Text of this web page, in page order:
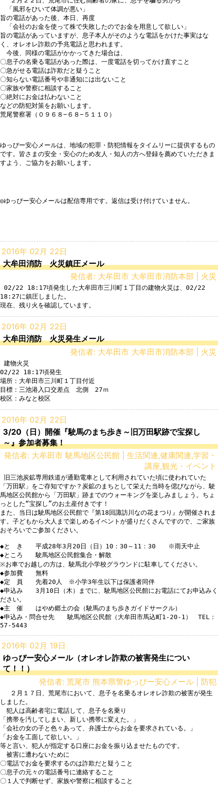
「風邪をひいて体調が悪い」
旨の電話があった後、本日、再度
「会社のお金を使って株で失敗したのでお金を用意して欲しい」
旨の電話があっていますが、息子本人がそのような電話をかけた事実はな
く、オレオレ詐欺の予兆電話と思われます。
今後、同様の電話がかかってきた場合は、
〇息子の名乗る電話があった際は、一度電話を切ってかけ直すこと
〇急がせる電話は詐欺だと疑うこと
〇知らない電話番号や非通知には出ないこと
〇家族や警察に相談すること
〇絶対にお金は払わないこと
などの防犯対策をお願いします。
荒尾警察署（０９６８−６８−５１１０）
ゆっぴー安心メールは、地域の犯罪・防犯情報をタイムリーに提供するもの
です。皆さまの安全・安心のため友人・知人の方へ登録を薦めていただきま
すよう、ご協力をお願いします。
◎ゆっぴー安心メールは配信専用です。返信は受け付けていません。
2016年 02月 22日
大牟田消防 火災鎮圧メール
発信者: 大牟田市 大牟田市消防本部 | 火災
18:27に鎮圧しました。
2016年 02月 22日
大牟田消防 火災発生メール
発信者: 大牟田市 大牟田市消防本部 | 火災
02/22 18:17頃発生
場所：大牟田市三川町１丁目付近
目標：三池港入口交差点　北側　27ｍ
2016年 02月 22日
3/20（日）開催『駛馬のまち歩き～旧万田駅跡で宝探し
～』参加者募集！
発信者: 大牟田市 駛馬地区公民館 | 生活関連,健康関連,学習・
講座,観光・イベント
「万田駅」をご存知ですか？炭鉱のまちとして栄えた当時を偲びながら、駛
馬地区公民館から「万田駅」跡までのウォーキングを楽しみましょう。ちょ
っとした“宝探し”のお土産付きです！
また、当日は駛馬地区公民館で『第18回諏訪川なの花まつり』が開催されま
す。子どもから大人まで楽しめるイベントが盛りだくさんですので、ご家族
おそろいでご参加ください。
◆と　き　　平成28年3月20日（日）10：30～11：30　　※雨天中止
◆ところ　　駛馬地区公民館集合・解散
※お車でお越しの方は、駛馬北小学校グラウンドに駐車してください。
◆参加費　　無料
◆定　員　　先着20人　※小学3年生以下は保護者同伴
◆申込み　　3月10日（木）までに、駛馬地区公民館にお電話にてお申込みく
ださい。
◆主　催　　はやめ郷土の会（駛馬のまち歩きガイドサークル）
◆申込み・問合せ先　　駛馬地区公民館（大牟田市馬込町1-20-1）　TEL：
57-5443
2016年 02月 19日
ゆっぴー安心メール（オレオレ詐欺の被害発生につい
て！！）
発信者: 荒尾市 熊本県警ゆっぴー安心メール | 防犯
しました。
犯人は高齢者宅に電話して、息子を名乗り
「携帯を汚してしまい、新しい携帯に変えた。」
「会社の女の子と色々あって、弁護士からお金を要求されている。」
「お金を工面して欲しい。」
等と言い、犯人が指定する口座にお金を振り込ませたものです。
被害に遭わないために
〇電話でお金を要求するのは詐欺だと疑うこと
〇息子の元々の電話番号に連絡すること
〇１人で判断せず、家族や警察に相談すること